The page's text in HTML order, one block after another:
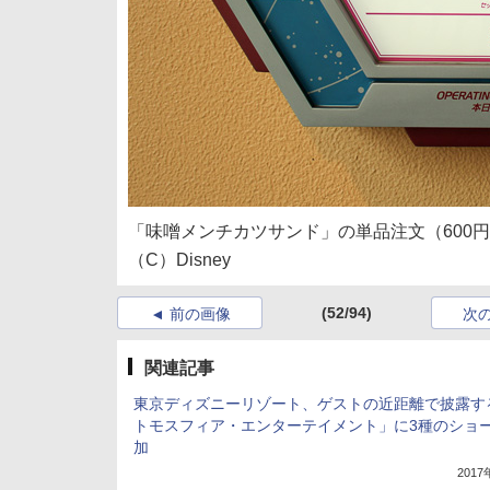
「味噌メンチカツサンド」の単品注文（600
（C）Disney
前の画像 (52/94) 次
関連記事
東京ディズニーリゾート、ゲストの近距離で披露す
トモスフィア・エンターテイメント」に3種のショ
加
2017